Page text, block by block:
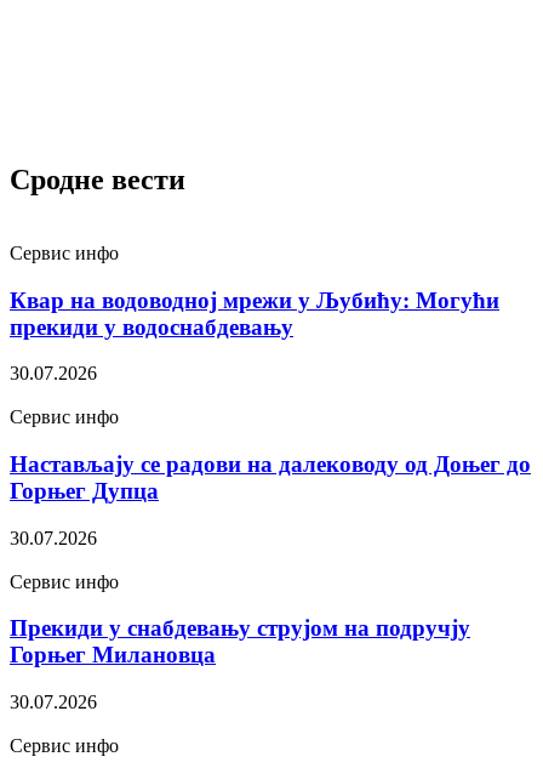
Сродне вести
Сервис инфо
Квар на водоводној мрежи у Љубићу: Могући
прекиди у водоснабдевању
30.07.2026
Сервис инфо
Настављају се радови на далеководу од Доњег до
Горњег Дупца
30.07.2026
Сервис инфо
Прекиди у снабдевању струјом на подручју
Горњег Милановца
30.07.2026
Сервис инфо